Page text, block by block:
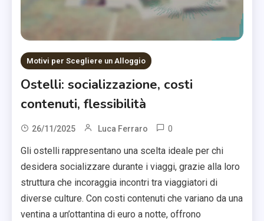
Motivi per Scegliere un Alloggio
Ostelli: socializzazione, costi
contenuti, flessibilità
26/11/2025 Luca Ferraro 0
Gli ostelli rappresentano una scelta ideale per chi
desidera socializzare durante i viaggi, grazie alla loro
struttura che incoraggia incontri tra viaggiatori di
diverse culture. Con costi contenuti che variano da una
ventina a un’ottantina di euro a notte, offrono